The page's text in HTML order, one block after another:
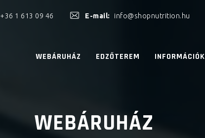
+36 1 613 09 46 E-mail: info@shopnutrition.hu
WEBÁRUHÁZ EDZŐTEREM INFORMÁCIÓK
WEBÁRUHÁZ